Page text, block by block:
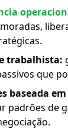
trabalhista:
que
baseada
padrões de